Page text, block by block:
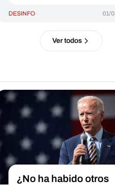
DESINFO 01/
Ver todos
¿No ha habido otros